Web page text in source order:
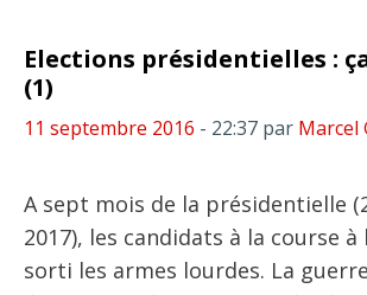
Elections présidentielles :
(1)
11 septembre 2016 - 22:37 par Marcel
A sept mois de la présidentielle
2017), les candidats à la course à
sorti les armes lourdes. La